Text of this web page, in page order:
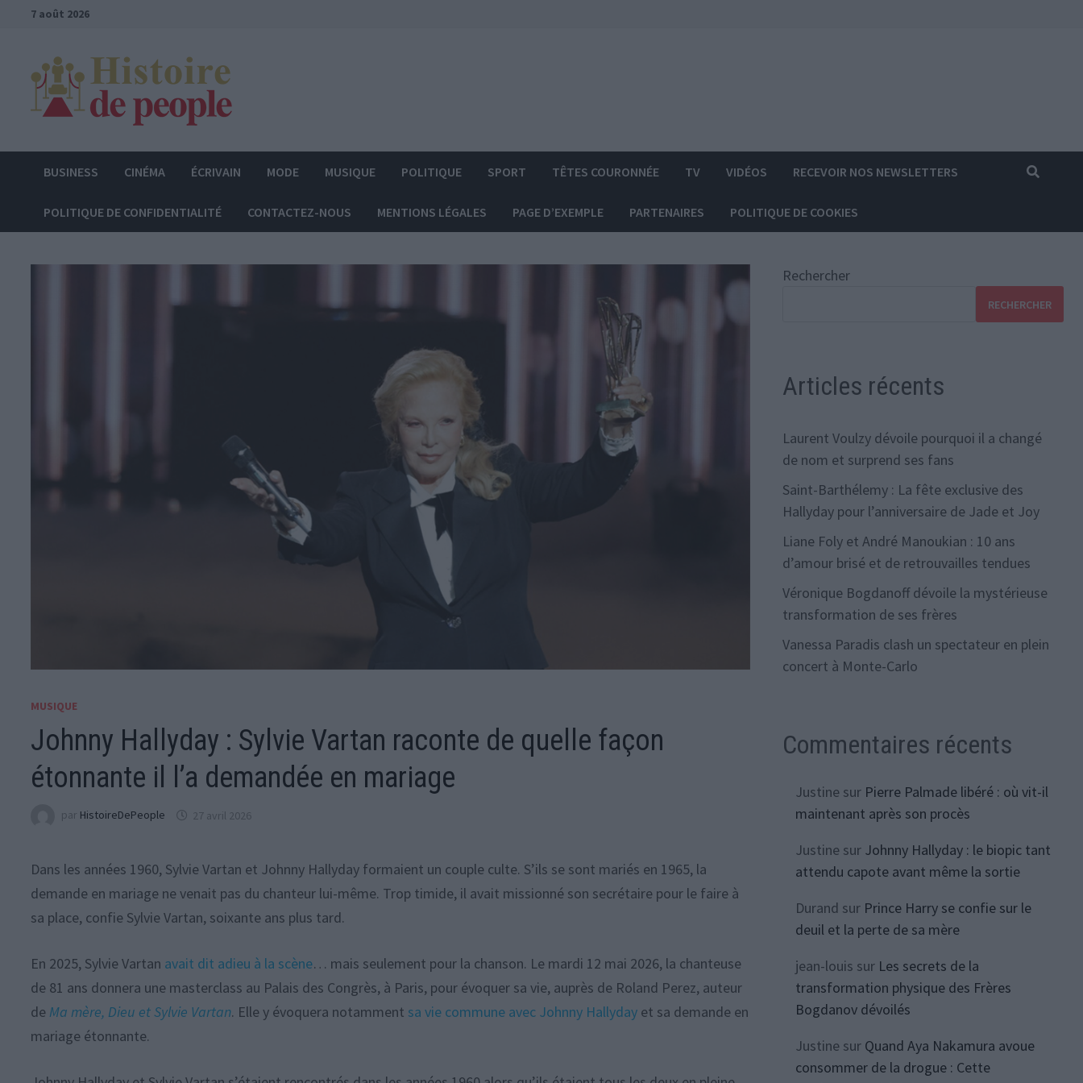
Passer7 août 2026
BUSINESS CINÉMA ÉCRIVAIN MODE MUSIQUE POLITIQUE SPORT TÊTES COURONNÉE TV VIDÉOS RECEVOIR NOS NEWSLETTERS
POLITIQUE DE CONFIDENTIALITÉ CONTACTEZ-NOUS MENTIONS LÉGALES PAGE D’EXEMPLE PARTENAIRES POLITIQUE DE COOKIES
MUSIQUE
Johnny Hallyday : Sylvie Vartan raconte de quelle façon
étonnante il l’a demandée en mariage
par HistoireDePeople 27 avril 2026
Dans les années 1960, Sylvie Vartan et Johnny Hallyday formaient un couple culte. S’ils se sont mariés en 1965, la
demande en mariage ne venait pas du chanteur lui-même. Trop timide, il avait missionné son secrétaire pour le faire à
sa place, confie Sylvie Vartan, soixante ans plus tard.
En 2025, Sylvie Vartan avait dit adieu à la scène… mais seulement pour la chanson. Le mardi 12 mai 2026, la chanteuse
de 81 ans donnera une masterclass au Palais des Congrès, à Paris, pour évoquer sa vie, auprès de Roland Perez, auteur
de Ma mère, Dieu et Sylvie Vartan. Elle y évoquera notamment sa vie commune avec Johnny Hallyday et sa demande en
mariage étonnante.
Rechercher
RECHERCHER
Articles récents
Laurent Voulzy dévoile pourquoi il a changé
de nom et surprend ses fans
Saint-Barthélemy : La fête exclusive des
Hallyday pour l’anniversaire de Jade et Joy
Liane Foly et André Manoukian : 10 ans
d’amour brisé et de retrouvailles tendues
Véronique Bogdanoff dévoile la mystérieuse
transformation de ses frères
Vanessa Paradis clash un spectateur en plein
concert à Monte-Carlo
Commentaires récents
Justinesur Pierre Palmade libéré : où vit-il
maintenant après son procès
Justinesur Johnny Hallyday : le biopic tant
attendu capote avant même la sortie
Durand sur Prince Harry se confie sur le
deuil et la perte de sa mère
jean-louis sur Les secrets de la
transformation physique des Frères
Bogdanov dévoilés
Justinesur Quand Aya Nakamura avoue
consommer de la drogue : Cette